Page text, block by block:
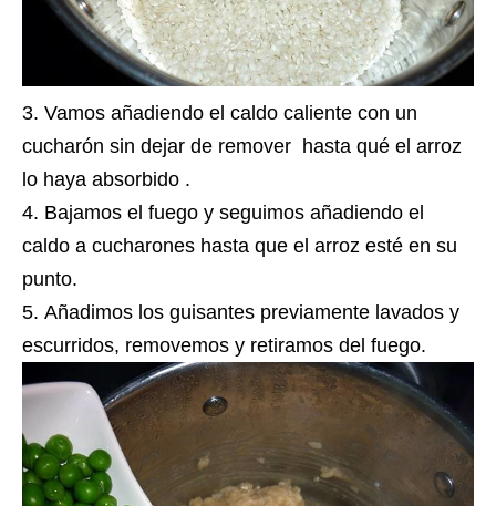
Vamos añadiendo el caldo caliente con un
cucharón sin dejar de remover hasta qué el arroz
lo haya absorbido .
Bajamos el fuego y seguimos añadiendo el
caldo a cucharones hasta que el arroz esté en su
punto.
Añadimos los guisantes previamente lavados y
escurridos, removemos y retiramos del fuego.